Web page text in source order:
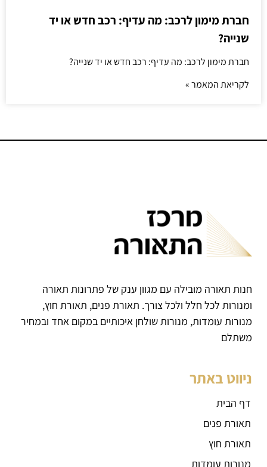
חברת מימון לרכב: מה עדיף: רכב חדש או יד
שנייה?
חברת מימון לרכב: מה עדיף: רכב חדש או יד שנייה?
לקריאת המאמר »
חנות תאורה מובילה עם מגוון ענק של פתרונות תאורה
ומנורות לכל חלל ולכל צורך. תאורת פנים, תאורת חוץ,
מנורות עומדות, מנורות שולחן איכותיים במקום אחד ובמחיר
משתלם
ניווט באתר
דף הבית
תאורת פנים
תאורת חוץ
מנורות עומדות